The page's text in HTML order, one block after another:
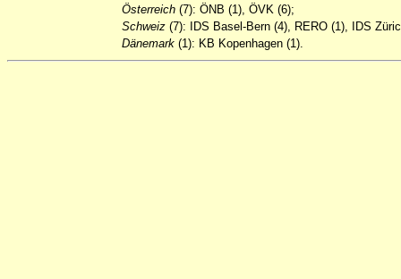
Österreich (7): ÖNB (1), ÖVK (6);
Schweiz (7): IDS Basel-Bern (4), RERO (1), IDS
Dänemark (1): KB Kopenhagen (1).